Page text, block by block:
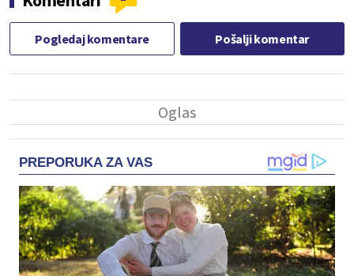
Pogledaj komentare Pošalji komentar
PREPORUKA ZA VAS